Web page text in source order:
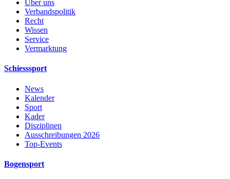
Über uns
Verbandspolitik
Recht
Wissen
Service
Vermarktung
Schiesssport
News
Kalender
Sport
Kader
Disziplinen
Ausschreibungen 2026
Top-Events
Bogensport